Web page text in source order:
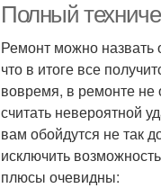
Полный
Ремонт можно назвать
что в итоге все
вовремя, в ремонте не
считать невероятной
вам обойдутся не так
исключить
плюсы очевидны: